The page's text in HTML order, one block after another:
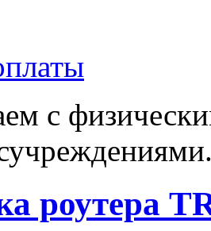
с
роутера